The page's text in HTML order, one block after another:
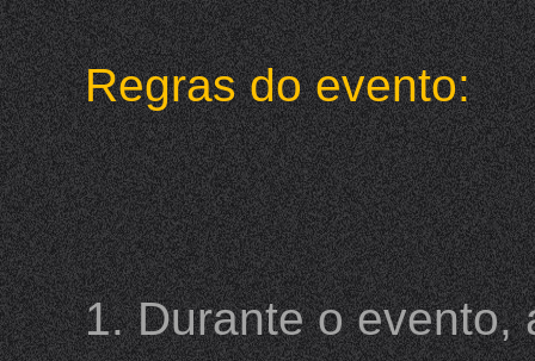
Regras do evento:
1. Durante o evento,